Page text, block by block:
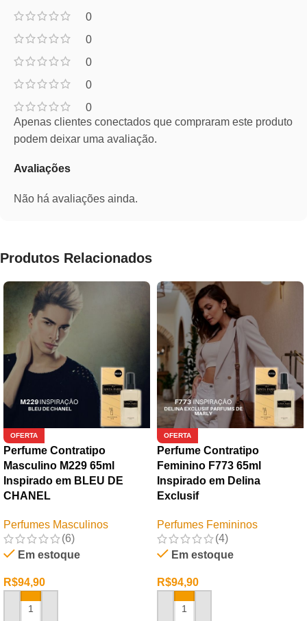
0
0
0
0
0
Avaliações
Não há avaliações ainda.
Apenas clientes conectados que compraram este produto
podem deixar uma avaliação.
Produtos Relacionados
OFERTA
Perfume Contratipo
Masculino M229 65ml
Inspirado em BLEU DE
CHANEL
Perfumes Masculinos
(6)
Em estoque
R$94,90
ADICIONAR AO CARRINHO
OFERTA
Perfume Contratipo
Feminino F773 65ml
Inspirado em Delina
Exclusif
Perfumes Femininos
(4)
Em estoque
R$94,90
ADICIONAR AO CARRINHO